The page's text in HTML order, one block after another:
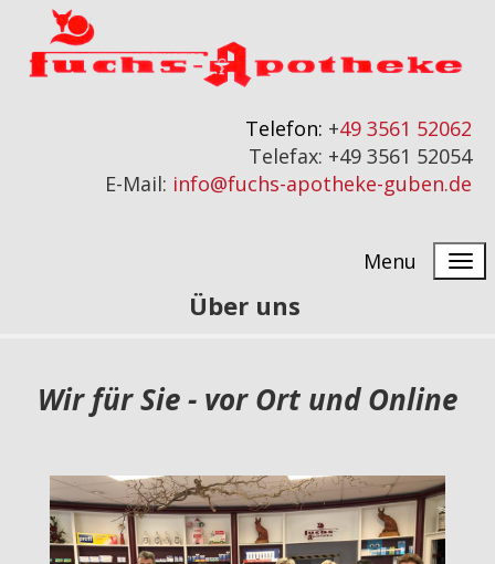
Telefon: +49 3561 52062
Telefax: +49 3561 52054
E-Mail: info@fuchs-apotheke-guben.de
Menu
Über uns
Wir für Sie - vor Ort und Online